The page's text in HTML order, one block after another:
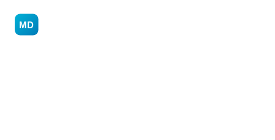
hoofdinhoud